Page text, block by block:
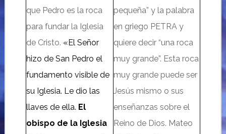
que Pedro es la roca
para fundar la Iglesia
de Cristo. «El Señor
hizo de San Pedro el
fundamento visible de
su Iglesia. Le dio las
llaves de ella. El
obispo de la Iglesia
pequeña” y la palabra
en griego PETRA y
quiere decir “una roca
muy grande”. Esta roca
muy grande puede ser
Jesús mismo o sus
enseñanzas sobre el
Reino de Dios. Mateo